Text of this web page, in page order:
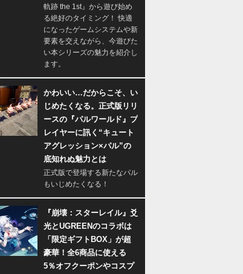
軌跡 the 1st』から遊び始め
る絶好のタイミング！ 快適
になったゲームシステムや新
要素を交えながら、今遊びた
い本シリーズの魅力を紹介し
ます。
かわいい…だからこそ、い
じめたくなる。正式版リリ
ースの『パルワールド』プ
レイヤーに訊く“キュート
アグレッション×パル”の
底知れぬ魅力とは
正式版で登場する新たなパル
もいじめたくなる！
『崩壊：スターレイル』爻
光とUGREENのコラボは
「限定ギフトBOX」が超
豪華！全6商品に使える
5％オフクーポンやコスプ